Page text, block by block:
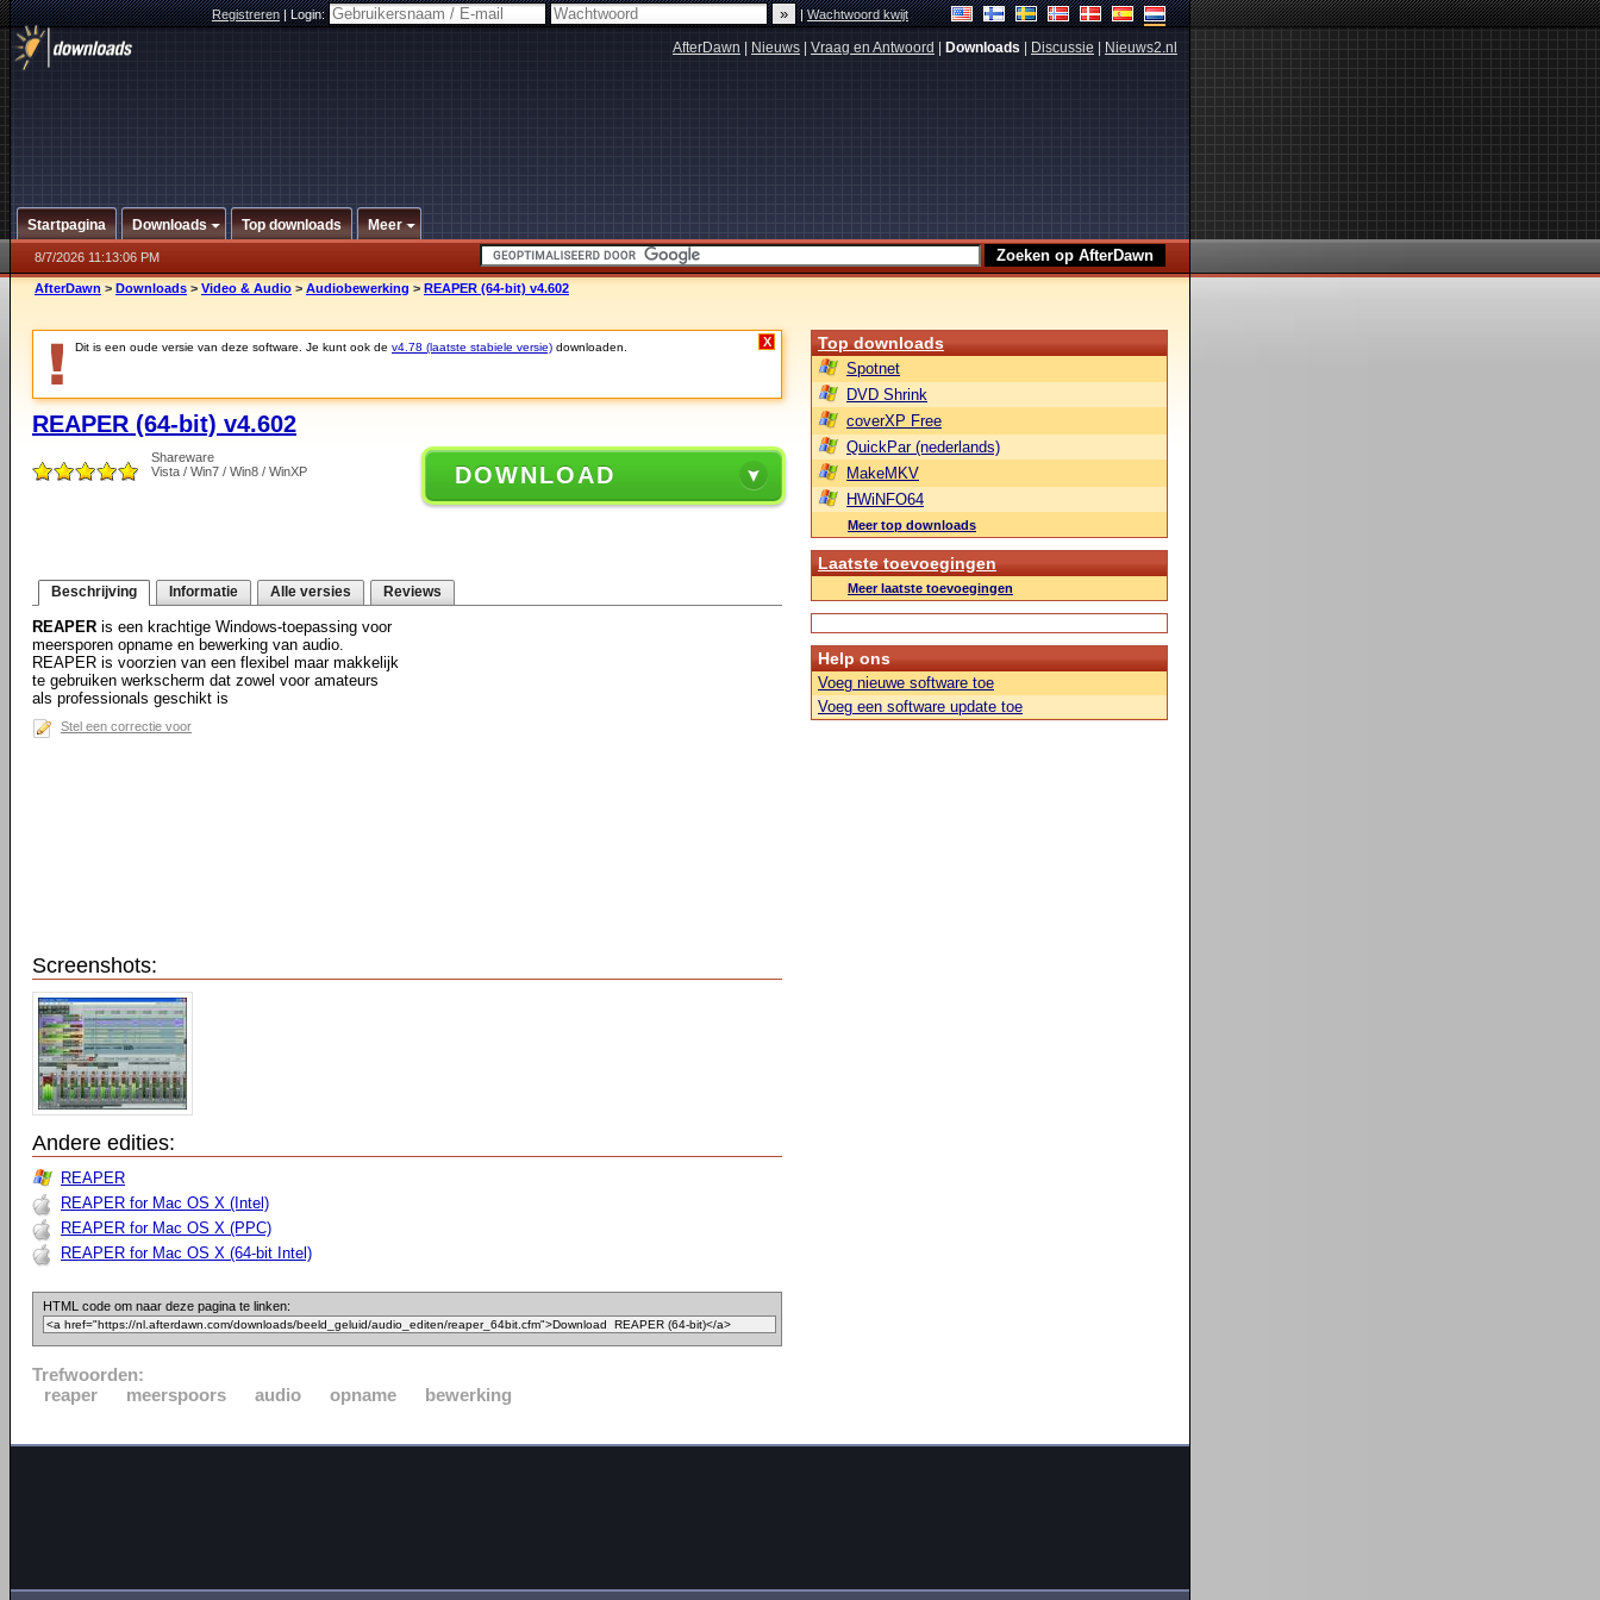
Registreren|Login: |Wachtwoord kwijt
AfterDawn Nieuws Vraag en Antwoord Downloads Discussie Nieuws2.nl
Startpagina Downloads Top downloads Meer
8/7/2026 11:13:06 PM
AfterDawn > Downloads > Video & Audio > Audiobewerking > REAPER (64-bit) v4.602
Dit is een oude versie van deze software. Je kunt ook de v4.78 (laatste stabiele versie) downloaden. X
REAPER (64-bit) v4.602
Shareware
Vista / Win7 / Win8 / WinXP
DOWNLOAD
Beschrijving Informatie Alle versies Reviews
REAPER is een krachtige Windows-toepassing voor
meersporen opname en bewerking van audio.
REAPER is voorzien van een flexibel maar makkelijk
te gebruiken werkscherm dat zowel voor amateurs
als professionals geschikt is
Stel een correctie voor
Screenshots:
Andere edities:
REAPER
REAPER for Mac OS X (Intel)
REAPER for Mac OS X (PPC)
REAPER for Mac OS X (64-bit Intel)
HTML code om naar deze pagina te linken:
Trefwoorden:
reaper
meerspoors audio opname bewerking
Top downloads
Spotnet
DVD Shrink
coverXP Free
QuickPar (nederlands)
MakeMKV
HWiNFO64
Meer top downloads
Laatste toevoegingen
Meer laatste toevoegingen
Help ons
Voeg nieuwe software toe
Voeg een software update toe